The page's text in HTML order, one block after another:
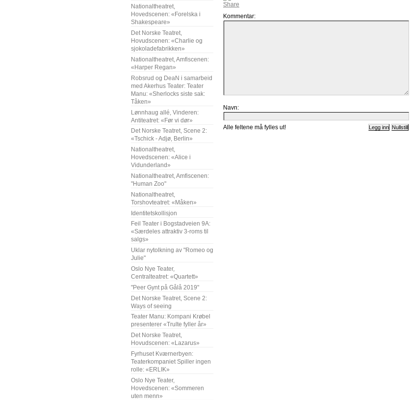
Nationaltheatret,
Hovedscenen: «Forelska i
Shakespeare»
Det Norske Teatret,
Hovudscenen: «Charlie og
sjokoladefabrikken»
Nationaltheatret, Amfiscenen:
«Harper Regan»
Robsrud og DeaN i samarbeid
med Akerhus Teater: Teater
Manu: «Sherlocks siste sak:
Tåken»
Lønnhaug allé, Vinderen:
Antiteatret: «Før vi dør»
Det Norske Teatret, Scene 2:
«Tschick - Adjø, Berlin»
Nationaltheatret,
Hovedscenen: «Alice i
Vidunderland»
Nationaltheatret, Amfiscenen:
"Human Zoo"
Nationaltheatret,
Torshovteatret: «Måken»
Identitetskollisjon
Feil Teater i Bogstadveien 9A:
«Særdeles attraktiv 3-roms til
salgs»
Uklar nytolkning av "Romeo og
Julie"
Oslo Nye Teater,
Centralteatret: «Quartett»
"Peer Gynt på Gålå 2019"
Det Norske Teatret, Scene 2:
Ways of seeing
Teater Manu: Kompani Krøbel
presenterer «Trulte fyller år»
Det Norske Teatret,
Hovudscenen: «Lazarus»
Fyrhuset Kværnerbyen:
Teaterkompaniet Spiller ingen
rolle: «ERLIK»
Oslo Nye Teater,
Hovedscenen: «Sommeren
uten menn»
Kommentar:
Navn:
Alle feltene må fylles ut!